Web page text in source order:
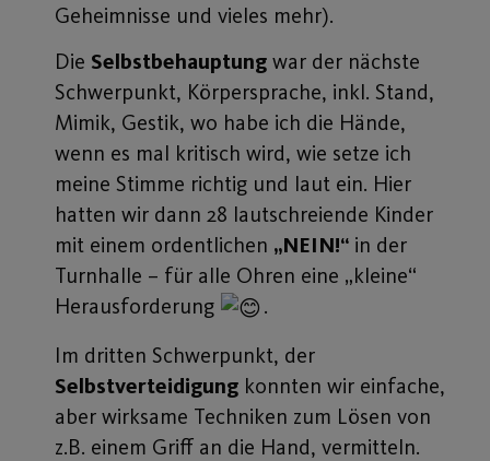
Geheimnisse und vieles mehr).
Die Selbstbehauptung war der nächste
Schwerpunkt, Körpersprache, inkl. Stand,
Mimik, Gestik, wo habe ich die Hände,
wenn es mal kritisch wird, wie setze ich
meine Stimme richtig und laut ein. Hier
hatten wir dann 28 lautschreiende Kinder
mit einem ordentlichen „NEIN!“ in der
Turnhalle – für alle Ohren eine „kleine“
Herausforderung
.
Im dritten Schwerpunkt, der
Selbstverteidigung konnten wir einfache,
aber wirksame Techniken zum Lösen von
z.B. einem Griff an die Hand, vermitteln.